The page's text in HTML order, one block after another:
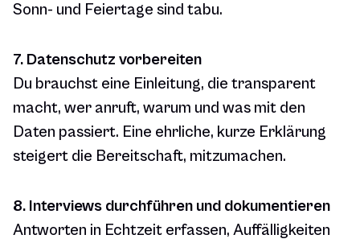
Sonn- und Feiertage sind tabu.
7. Datenschutz vorbereiten
Du brauchst eine Einleitung, die transparent
macht, wer anruft, warum und was mit den
Daten passiert. Eine ehrliche, kurze Erklärung
steigert die Bereitschaft, mitzumachen.
8. Interviews durchführen und dokumentieren
Antworten in Echtzeit erfassen, Auffälligkeiten